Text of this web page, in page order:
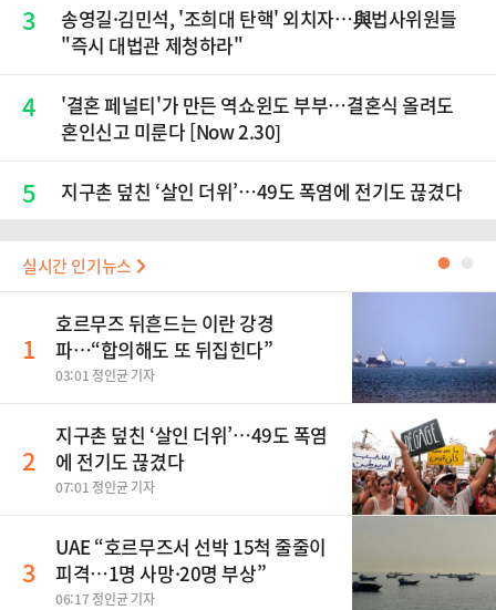
3
송영길·김민석, '조희대 탄핵' 외치자…與법사위원들
"즉시 대법관 제청하라"
4
'결혼 페널티'가 만든 역쇼윈도 부부…결혼식 올려도
혼인신고 미룬다 [Now 2.30]
5 지구촌 덮친 ‘살인 더위’…49도 폭염에 전기도 끊겼다
실시간 인기뉴스 ●
1
호르무즈 뒤흔드는 이란 강경
파…“합의해도 또 뒤집힌다”
03:01 정인균 기자
2
지구촌 덮친 ‘살인 더위’…49도 폭염
에 전기도 끊겼다
07:01 정인균 기자
3
UAE “호르무즈서 선박 15척 줄줄이
피격…1명 사망·20명 부상”
06:17 정인균 기자